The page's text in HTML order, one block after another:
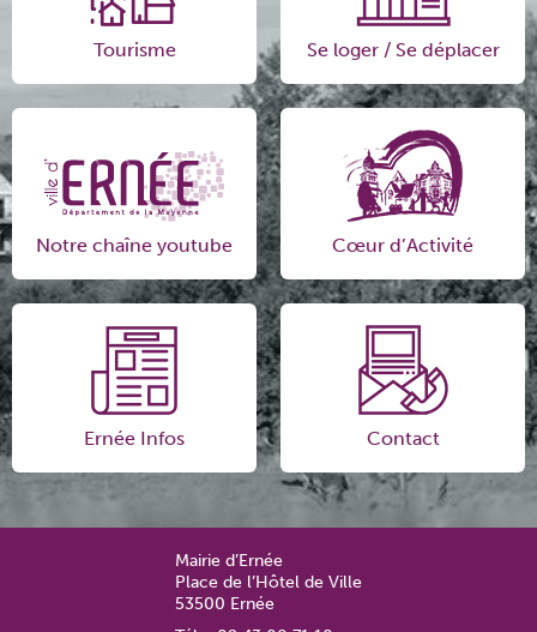
Tourisme Se loger / Se déplacer
Notre chaîne youtube Cœur d’Activité
Ernée Infos Contact
Mairie d’Ernée
Place de l’Hôtel de Ville
53500 Ernée